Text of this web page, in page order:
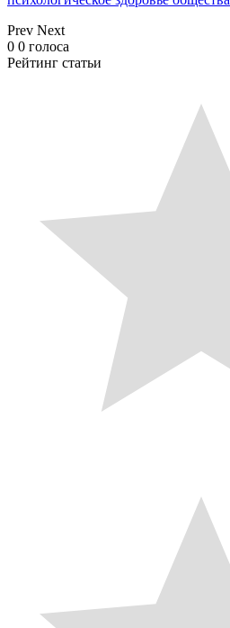
Prev Next
0 0 голоса
Рейтинг статьи